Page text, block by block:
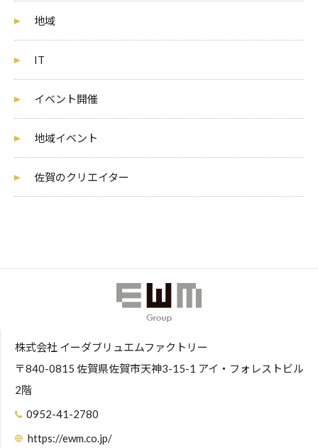
地域
IT
イベント開催
地域イベント
佐賀のクリエイター
株式会社 イーダブリュエムファクトリー
〒840-0815 佐賀県佐賀市天神3-15-1 アイ・フォレストビル
2階
0952-41-2780
https://ewm.co.jp/